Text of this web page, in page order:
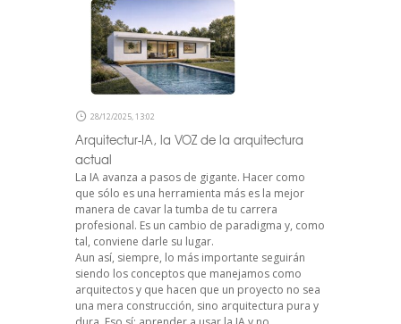
28/12/2025, 13:02
Arquitectur-IA, la VOZ de la arquitectura
actual
La IA avanza a pasos de gigante. Hacer como
que sólo es una herramienta más es la mejor
manera de cavar la tumba de tu carrera
profesional. Es un cambio de paradigma y, como
tal, conviene darle su lugar.
Aun así, siempre, lo más importante seguirán
siendo los conceptos que manejamos como
arquitectos y que hacen que un proyecto no sea
una mera construcción, sino arquitectura pura y